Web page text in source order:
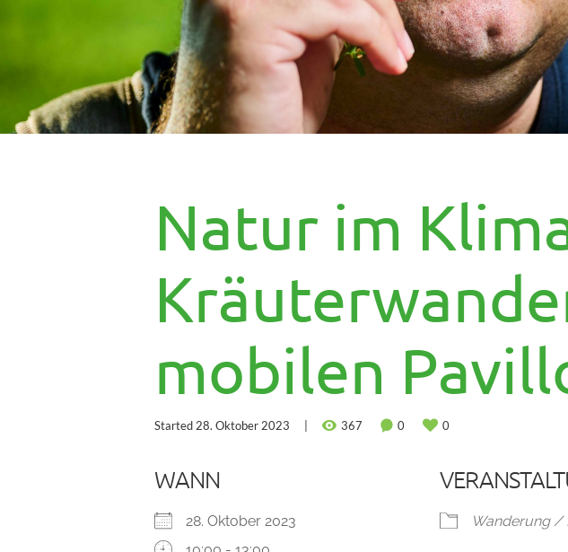
Natur im
mobilen
Started28. Oktober 2023 367 0 0
WANN
28. Oktober 2023
Wanderung /